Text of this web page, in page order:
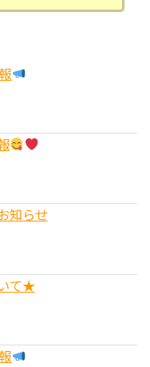
知らせ
て★